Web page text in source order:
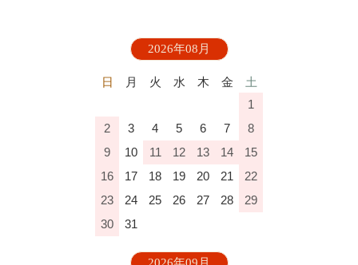
2026年08月
日 月 火 水 木 金
土
1
2
3 4 5 6 7
8
9
10 11 12 13 14
15
16
17 18 19 20 21
22
23
24 25 26 27 28
29
30
31